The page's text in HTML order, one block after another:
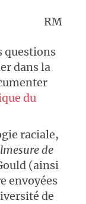
RM
questions
dans la
du
raciale,
de
(ainsi
envoyées
de